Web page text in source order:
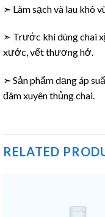
➣ Làm sạch và lau khô
➣ Trước khi dùng chai
xước, vết thương hở.
➣ Sản phẩm dạng áp
đâm xuyên thủng chai.
RELATED